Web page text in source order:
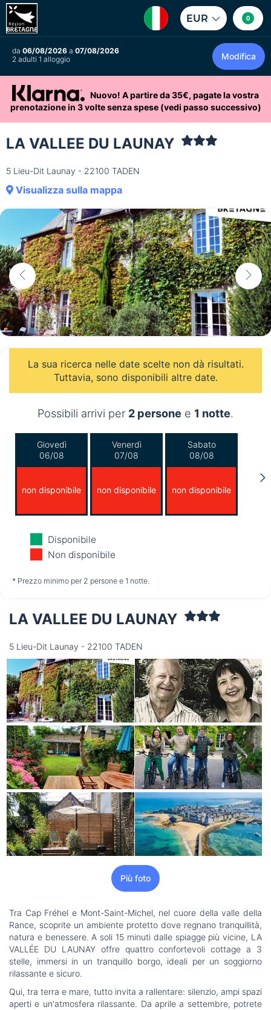
EUR 0
da 06/08/2026 a 07/08/2026
2 adulti 1 alloggio
Modifica
Nuovo! A partire da 35€, pagate la vostra
prenotazione in 3 volte senza spese (vedi passo successivo)
LA VALLEE DU LAUNAY
5 Lieu-Dit Launay - 22100 TADEN
Visualizza sulla mappa
La sua ricerca nelle date scelte non dà risultati.
Tuttavia, sono disponibili altre date.
Possibili arrivi per 2 persone e 1 notte.
Giovedì
06/08
non disponibile
Venerdì
07/08
non disponibile
Sabato
08/08
non disponibile
Domenica
09/08
non disponibile non disponibile
Mercoledì
non disponibile
Disponibile
Non disponibile
* Prezzo minimo per 2 persone e 1 notte.
LA VALLEE DU LAUNAY
5 Lieu-Dit Launay - 22100 TADEN
Più foto
Tra Cap Fréhel e Mont-Saint-Michel, nel cuore della valle della
Rance, scoprite un ambiente protetto dove regnano tranquillità,
natura e benessere. A soli 15 minuti dalle spiagge più vicine, LA
VALLÉE DU LAUNAY offre quattro confortevoli cottage a 3
stelle, immersi in un tranquillo borgo, ideali per un soggiorno
rilassante e sicuro.
Qui, tra terra e mare, tutto invita a rallentare: silenzio, ampi spazi
aperti e un'atmosfera rilassante. Da aprile a settembre, potrete